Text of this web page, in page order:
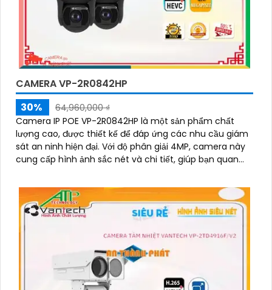
CAMERA VP-2R0842HP
30%
64,960,000 ₫
Camera IP POE VP-2R0842HP là một sản phẩm chất
lượng cao, được thiết kế để đáp ứng các nhu cầu giám
sát an ninh hiện đại. Với độ phân giải 4MP, camera này
cung cấp hình ảnh sắc nét và chi tiết, giúp bạn quan